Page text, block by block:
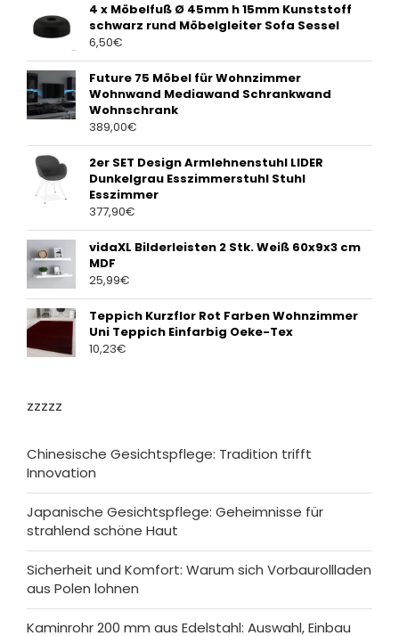
4 x Möbelfuß Ø 45mm h 15mm Kunststoff
schwarz rund Möbelgleiter Sofa Sessel
6,50€
Future 75 Möbel für Wohnzimmer
Wohnwand Mediawand Schrankwand
Wohnschrank
389,00€
2er SET Design Armlehnenstuhl LIDER
Dunkelgrau Esszimmerstuhl Stuhl
Esszimmer
377,90€
vidaXL Bilderleisten 2 Stk. Weiß 60x9x3 cm
MDF
25,99€
Teppich Kurzflor Rot Farben Wohnzimmer
Uni Teppich Einfarbig Oeke-Tex
10,23€
zzzzz
Chinesische Gesichtspflege: Tradition trifft
Innovation
Japanische Gesichtspflege: Geheimnisse für
strahlend schöne Haut
Sicherheit und Komfort: Warum sich Vorbaurollladen
aus Polen lohnen
Kaminrohr 200 mm aus Edelstahl: Auswahl, Einbau